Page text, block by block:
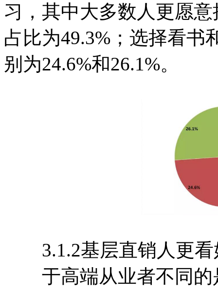
习，其中大多数人更愿
占比为49.3%；选择看书
别为24.6%和26.1%。
3.1.2基层直销人更看
于高端从业者不同的